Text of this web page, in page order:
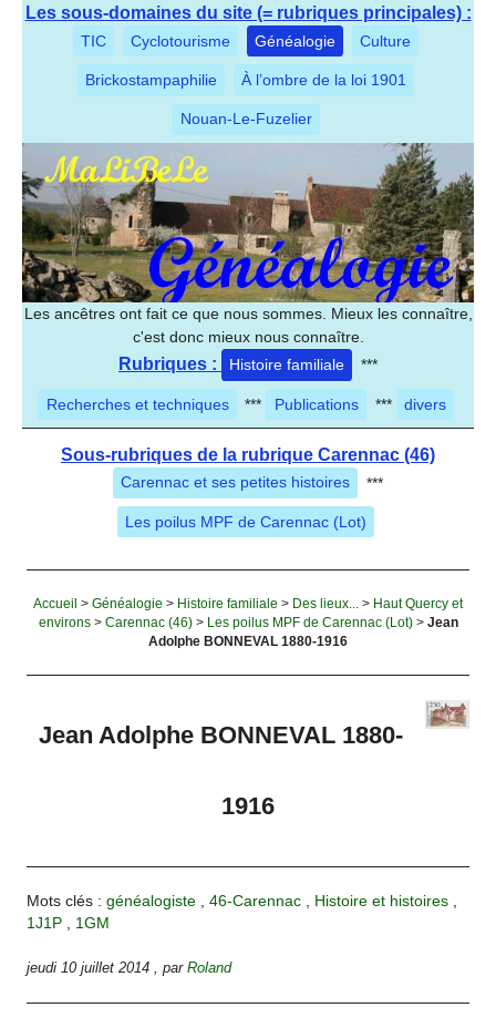
Les sous-domaines du site (= rubriques principales) :
TIC Cyclotourisme Généalogie Culture
Brickostampaphilie À l’ombre de la loi 1901
Nouan-Le-Fuzelier
Les ancêtres ont fait ce que nous sommes. Mieux les connaître,
c'est donc mieux nous connaître.
Rubriques : Histoire familiale ***
Recherches et techniques *** Publications *** divers
Sous-rubriques de la rubrique Carennac (46)
Carennac et ses petites histoires ***
Les poilus MPF de Carennac (Lot)
Accueil > Généalogie > Histoire familiale > Des lieux... > Haut Quercy et
environs> Carennac (46)> Les poilus MPF de Carennac (Lot)> Jean
Adolphe BONNEVAL 1880-1916
Jean Adolphe BONNEVAL 1880-
1916
Mots clés :généalogiste ,46-Carennac , Histoire et histoires ,
1J1P , 1GM
jeudi 10 juillet 2014 ,parRoland